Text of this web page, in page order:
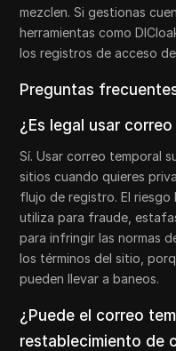
mezclen. Si gestionas
herramientas como
los registros de acceso
Preguntas
¿Es legal usar
Sí. Usar correo temporal
sitios cuando quieres
flujo de registro. El riesgo
utiliza para fraude,
para infringir las normas
los términos del sitio,
pueden llevar a baneos.
¿Puede el correo
restablecimiento de